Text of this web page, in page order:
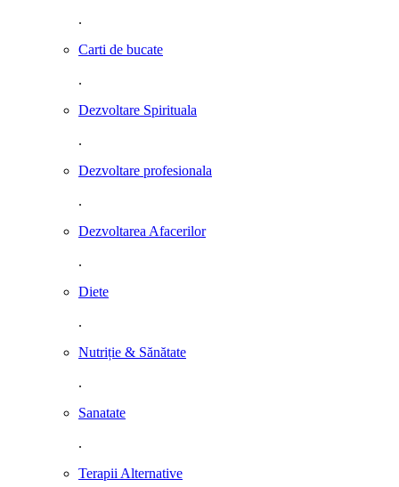
.
Carti de bucate
.
Dezvoltare Spirituala
.
Dezvoltare profesionala
.
Dezvoltarea Afacerilor
.
Diete
.
Nutriție & Sănătate
.
Sanatate
.
Terapii Alternative